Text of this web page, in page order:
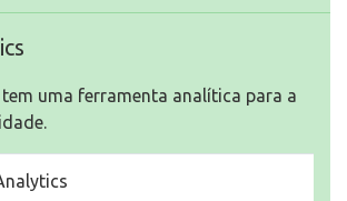
uma ferramenta analítica para a